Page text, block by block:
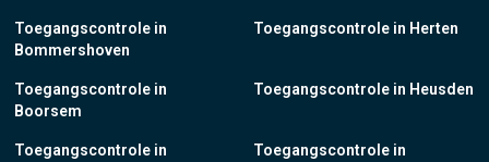
Toegangscontrole in
Bommershoven
Toegangscontrole in
Boorsem
Toegangscontrole in
Toegangscontrole in Herten
Toegangscontrole in Heusden
Toegangscontrole in